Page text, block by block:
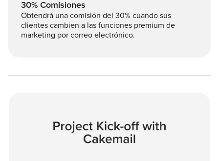
30% Comisiones
Obtendrá una comisión del 30% cuando sus
clientes cambien a las funciones premium de
marketing por correo electrónico.